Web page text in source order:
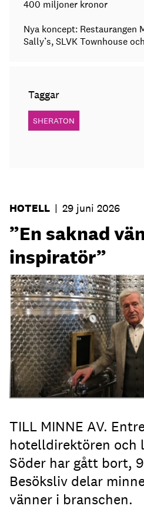
400 miljoner kronor
Nya koncept: Restaurangen
Sally’s, SLVK Townhouse
Taggar
SHERATON
HOTELL | 29 juni 2026
”En saknad
inspiratör”
Ejnar Söder var en drivande
hotellbranchen.
TILL MINNE AV.
hotelldirektören och
Söder har gått bort,
Besöksliv delar
vänner i branschen.